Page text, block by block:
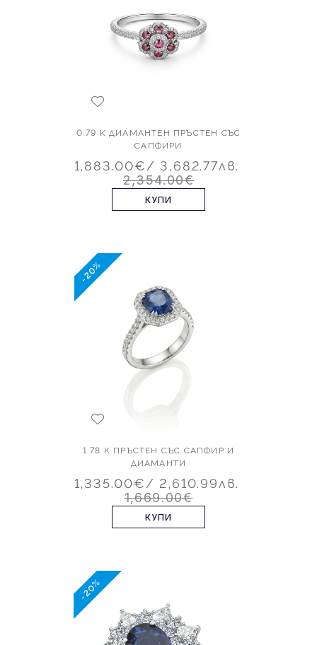
0.79 K ДИАМАНТЕН ПРЪСТЕН СЪС
САПФИРИ
1,883.00€/ 3,682.77лв.
2,354.00€
КУПИ
-20%
1.78 K ПРЪСТЕН СЪС САПФИР И
ДИАМАНТИ
1,335.00€/ 2,610.99лв.
1,669.00€
КУПИ
-20%